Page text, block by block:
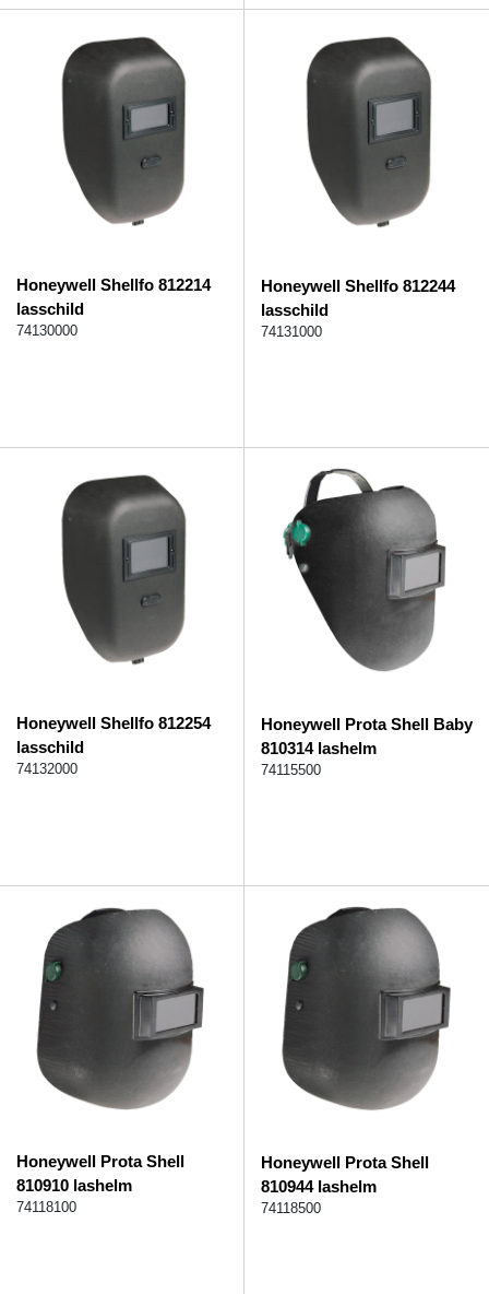
Honeywell Shellfo 812214
lasschild
74130000
Honeywell Shellfo 812244
lasschild
74131000
Honeywell Shellfo 812254
lasschild
74132000
Honeywell Prota Shell Baby
810314 lashelm
74115500
Honeywell Prota Shell
810910 lashelm
74118100
Honeywell Prota Shell
810944 lashelm
74118500